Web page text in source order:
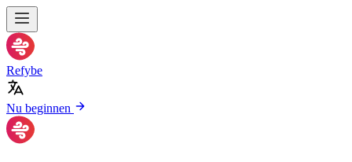
Refybe
Nu beginnen